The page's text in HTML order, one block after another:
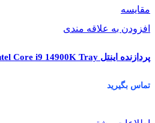
مقایسه
افزودن به علاقه مندی
پردازنده اینتل Intel Core i9 14900K Tray
تماس بگیرید